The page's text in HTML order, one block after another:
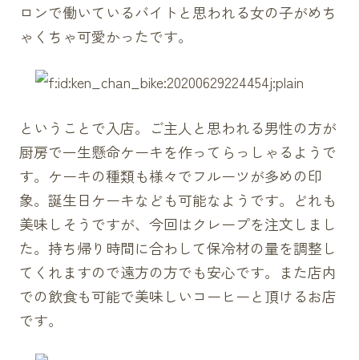
ロンで働いているバイトと思われる女の子がめち
ゃくちゃ可愛かったです。
ということで入店。ご主人と思われる男性の方が
厨房で一生懸命ケーキを作ってらっしゃるようで
す。ケーキの種類も様々でフルーツが多めの印
象。誕生日ケーキなども可能なようです。どれも
美味しそうですが、今回はクレープを注文しまし
た。持ち帰り時間に合わして保冷材の量を調整し
てくれますので遠方の方でも安心です。また店内
での飲食も可能で美味しいコーヒーと頂けるお店
です。